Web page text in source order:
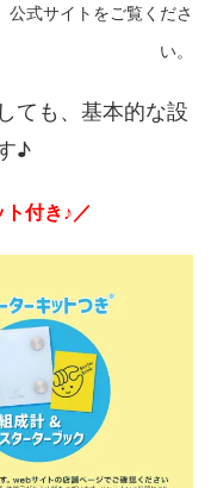
式サイトをご覧くださ
い。
ても、基本的な設
♪
ト付き♪／